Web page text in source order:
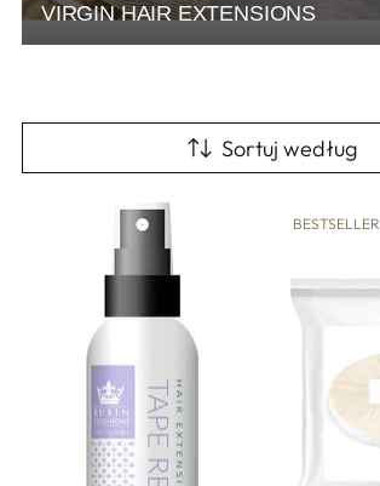
VIRGIN HAIR EXTENSIONS
Sortuj według
BESTSELLER